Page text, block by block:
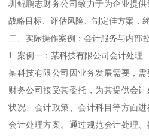
圳鲲鹏志财务公司致力于为企业提
战略目标、评估风险、制定佳方案，
二、实际操作案例：会计服务与内部
1. 案例一：某科技有限公司会计处理
某科技有限公司因业务发展需要，
财务公司接受其委托，为其提供会
状况、会计政策、会计科目等方面
会计处理方案。通过规范会计处理